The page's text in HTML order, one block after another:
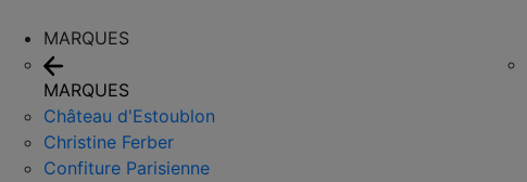
MARQUES
MARQUES
Château d'Estoublon
Christine Ferber
Confiture Parisienne